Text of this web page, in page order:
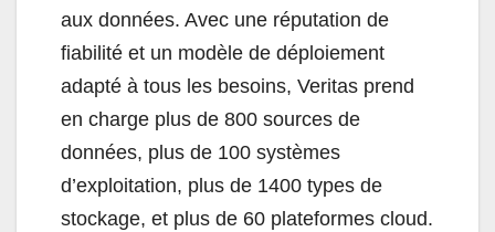
aux données. Avec une réputation de
fiabilité et un modèle de déploiement
adapté à tous les besoins, Veritas prend
en charge plus de 800 sources de
données, plus de 100 systèmes
d’exploitation, plus de 1400 types de
stockage, et plus de 60 plateformes cloud.